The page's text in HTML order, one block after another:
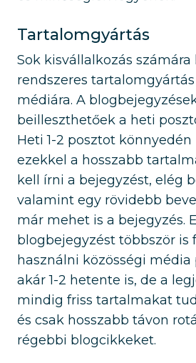
Tartalomgyártás
Sok kisvállalkozás
rendszeres
médiára. A
beilleszthetőek a heti
Heti 1-2 posztot
ezekkel a hosszabb
kell írni a bejegyzést, elég
valamint egy rövidebb
már mehet is a bejegyzés.
blogbejegyzést többször is
használni közösségi média
akár 1-2 hetente is, de a
mindig friss tartalmakat
és csak hosszabb távon
régebbi blogcikkeket.